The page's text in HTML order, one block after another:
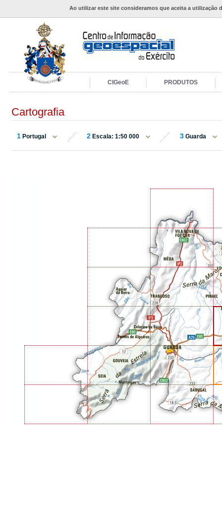
Ao utilizar este site consideramos que aceita a utilização
CIGeoE PRODUTOS
Cartografia
1 Portugal 2 Escala: 1:50 000 3 Guarda